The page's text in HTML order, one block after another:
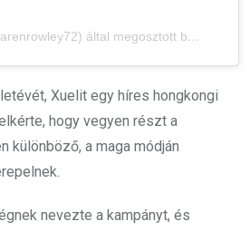
által megosztott bejegyzés
Xuelit egy híres hongkongi
hogy vegyen részt a
különböző, a maga módján
nevezte a kampányt, és